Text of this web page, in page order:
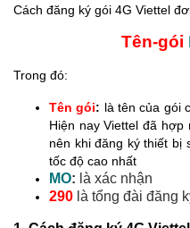
Cách đăng ký gói 4G Viettel
Tên-gói
Trong đó:
Tên gói: là tên của gói
Hiện nay Viettel đã hợp
nên khi đăng ký thiết bị
tốc độ cao nhất
MO: là xác nhận
290 là tổng đài đăng